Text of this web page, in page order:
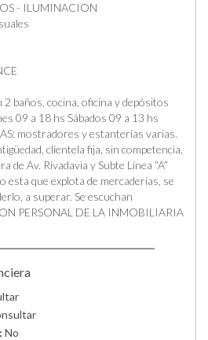
- ILUMINACION
2 baños, cocina, oficina y depósitos
09 a 18 hs Sábados 09 a 13 hs
mostradores y estanterías varias.
clientela fija, sin competencia,
de Av. Rivadavia y Subte Línea “A”
esta que explota de mercaderías, se
a superar. Se escuchan
PERSONAL DE LA INMOBILIARIA
No